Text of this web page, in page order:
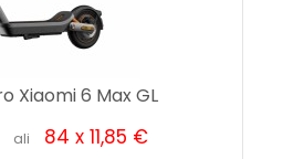
Xiaomi 6 Max GL
ali 84 x 11,85 €